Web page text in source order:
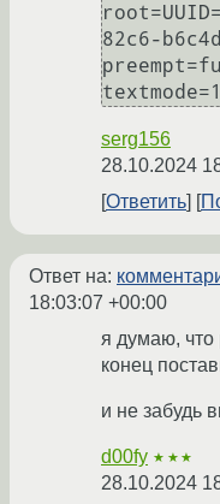
82c6-
serg156
28.10.2024
Ответить
Ответ на:
18:03:07 +00:00
я думаю, что
конец
и не забудь
d00fy ★★★
28.10.2024